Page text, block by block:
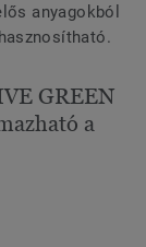
anyagokból
GREEN
a